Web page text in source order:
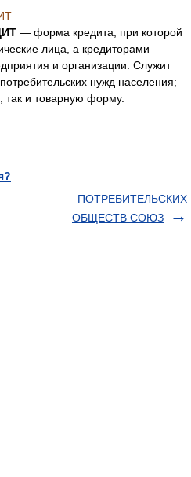
— форма кредита, при которой
лица, а кредиторами —
и организации. Служит
нужд населения;
так и товарную форму.
ПОТРЕБИТЕЛЬСКИХ
ОБЩЕСТВ СОЮЗ